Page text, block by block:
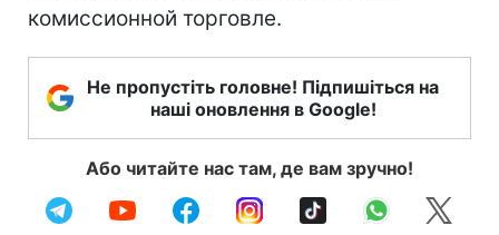
комиссионной торговле.
Не пропустіть головне! Підпишіться на
наші оновлення в Google!
Або читайте нас там, де вам зручно!